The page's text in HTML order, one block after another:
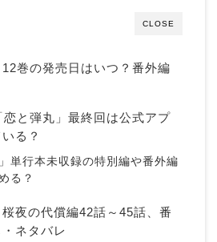
CLOSE
12巻の発売日はいつ？番外編
恋と弾丸」最終回は公式アプ
る？
単行本未収録の特別編や番外編
る？
桜夜の代償編42話～45話、番
ネタバレ